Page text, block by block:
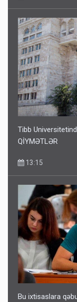
Tibb
QİYMƏTLƏR
13:15
Bu ixtisaslara